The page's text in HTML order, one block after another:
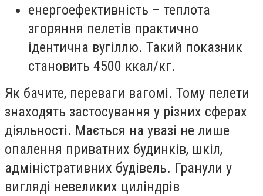
енергоефективність – теплота
згоряння пелетів практично
ідентична вугіллю. Такий показник
становить 4500 ккал/кг.
Як бачите, переваги вагомі. Тому пелети
знаходять застосування у різних сферах
діяльності. Мається на увазі не лише
опалення приватних будинків, шкіл,
адміністративних будівель. Гранули у
вигляді невеликих циліндрів